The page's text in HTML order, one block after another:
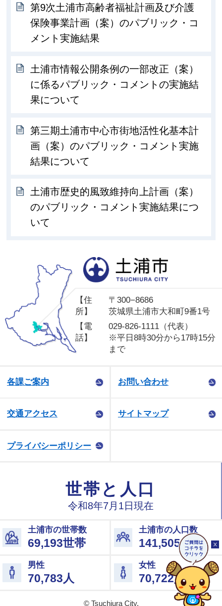
第9次土浦市高齢者福祉計画及び介護
保険事業計画（案）のパブリック・コ
メント実施結果
土浦市情報公開条例の一部改正（案）
に係るパブリック・コメントの実施結
果について
第三期土浦市中心市街地活性化基本計
画（案）のパブリック・コメント実施
結果について
土浦市歴史的風致維持向上計画（案）
のパブリック・コメント実施結果につ
いて
【住
所】
〒300−8686
茨城県土浦市大和町9番1号
【電
話】
029-826-1111（代表）
※平日8時30分から17時15分
まで
各課ご案内 お問い合わせ
交通アクセス サイトマップ
プライバシーポリシー
© Tsuchiura City.